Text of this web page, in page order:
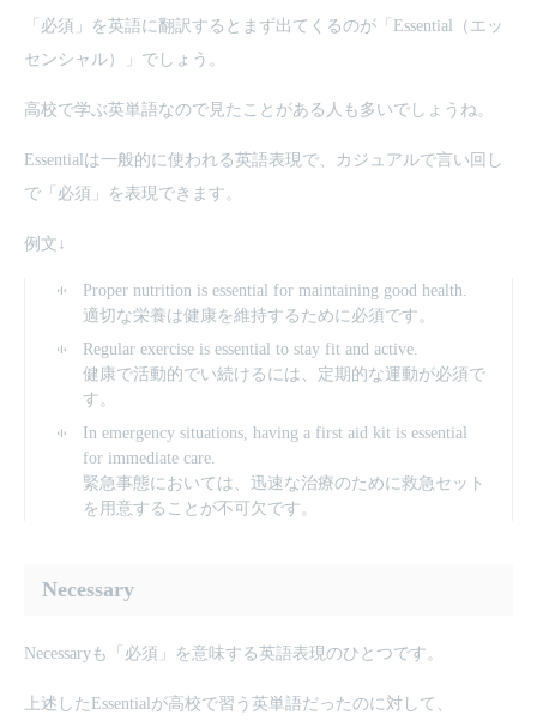
「必須」を英語に翻訳するとまず出てくるのが「Essential（エッ
センシャル）」でしょう。
高校で学ぶ英単語なので見たことがある人も多いでしょうね。
Essentialは一般的に使われる英語表現で、カジュアルで言い回し
で「必須」を表現できます。
例文↓
Proper nutrition is essential for maintaining good health.
適切な栄養は健康を維持するために必須です。
Regular exercise is essential to stay fit and active.
健康で活動的でい続けるには、定期的な運動が必須で
す。
In emergency situations, having a first aid kit is essential
for immediate care.
緊急事態においては、迅速な治療のために救急セット
を用意することが不可欠です。
Necessary
Necessaryも「必須」を意味する英語表現のひとつです。
上述したEssentialが高校で習う英単語だったのに対して、